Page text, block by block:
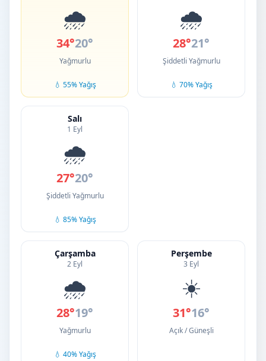
🌧️
34°20°
Yağmurlu
💧 55% Yağış
🌧️
28°21°
Şiddetli Yağmurlu
💧 70% Yağış
Salı
1 Eyl
🌧️
27°20°
Şiddetli Yağmurlu
💧 85% Yağış
Çarşamba
2 Eyl
🌧️
28°19°
Yağmurlu
💧 40% Yağış
Perşembe
3 Eyl
☀️
31°16°
Açık / Güneşli